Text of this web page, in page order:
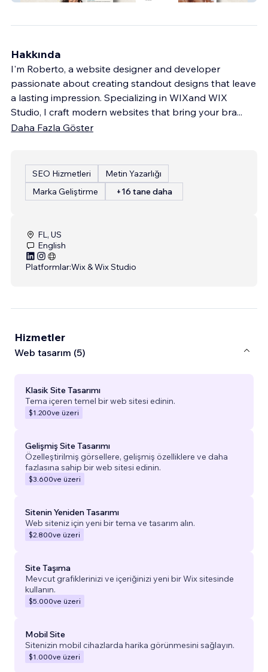
Hakkında
I'm Roberto, a website designer and developer
passionate about creating standout designs that leave
a lasting impression. Specializing in WIXand WIX
Studio, I craft modern websites that bring your bra...
Daha Fazla Göster
SEO Hizmetleri
Metin Yazarlığı
Marka Geliştirme
+16 tane daha
FL, US
English
Platformlar:Wix & Wix Studio
Hizmetler
Web tasarım (5)
Klasik Site Tasarımı
Tema içeren temel bir web sitesi edinin.
$1.200ve üzeri
Gelişmiş Site Tasarımı
Özelleştirilmiş görsellere, gelişmiş özelliklere ve daha
fazlasına sahip bir web sitesi edinin.
$3.600ve üzeri
Sitenin Yeniden Tasarımı
Web siteniz için yeni bir tema ve tasarım alın.
$2.800ve üzeri
Site Taşıma
Mevcut grafiklerinizi ve içeriğinizi yeni bir Wix sitesinde
kullanın.
$5.000ve üzeri
Mobil Site
Sitenizin mobil cihazlarda harika görünmesini sağlayın.
$1.000ve üzeri